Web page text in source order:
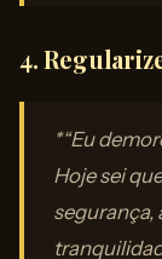
4.
*“Eu
Hoje sei
segurança,